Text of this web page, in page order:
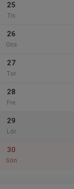
25
Tis
26
Ons
27
Tor
28
Fre
29
Lör
30
Sön